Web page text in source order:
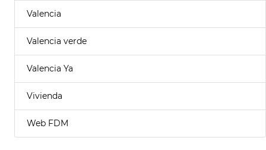
Valencia
Valencia verde
Valencia Ya
Vivienda
Web FDM